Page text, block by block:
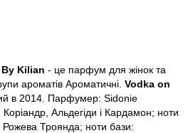
By Kilian - це парфум для жінок та
ароматів Ароматичні. Vodka on
в 2014. Парфумер: Sidonie
Альдегіди і Кардамон; ноти
Рожева Троянда; ноти бази: